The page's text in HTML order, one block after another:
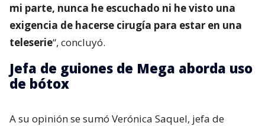
mi parte, nunca he escuchado ni he visto una
exigencia de hacerse cirugía para estar en una
teleserie“, concluyó.
Jefa de guiones de Mega aborda uso
de bótox
A su opinión se sumó Verónica Saquel, jefa de